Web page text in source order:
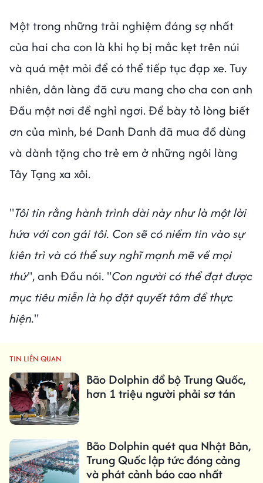
Một trong những trải nghiệm đáng sợ nhất
của hai cha con là khi họ bị mắc kẹt trên núi
và quá mệt mỏi để có thể tiếp tục đạp xe. Tuy
nhiên, dân làng đã cưu mang cho cha con anh
Đầu một nơi để nghỉ ngơi. Để bày tỏ lòng biết
ơn của mình, bé Danh Danh đã mua đồ dùng
và dành tặng cho trẻ em ở những ngôi làng
Tây Tạng xa xôi.
"Tôi tin rằng hành trình dài này như là một lời
hứa với con gái tôi. Con sẽ có niềm tin vào sự
kiên trì và có thể suy nghĩ mạnh mẽ về mọi
thứ", anh Đầu nói. "Con người có thể đạt được
mục tiêu miễn là họ đặt quyết tâm để thực
hiện."
TIN LIÊN QUAN
Bão Dolphin đổ bộ Trung Quốc,
hơn 1 triệu người phải sơ tán
Bão Dolphin quét qua Nhật Bản,
Trung Quốc lập tức đóng cảng
và phát cảnh báo cao nhất